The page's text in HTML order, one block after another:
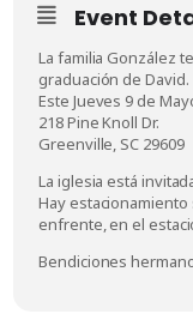
Event
La familia González
graduación de David.
Este Jueves 9 de
218 Pine Knoll Dr.
Greenville, SC 29609
La iglesia está
Hay
enfrente, en el
Bendiciones